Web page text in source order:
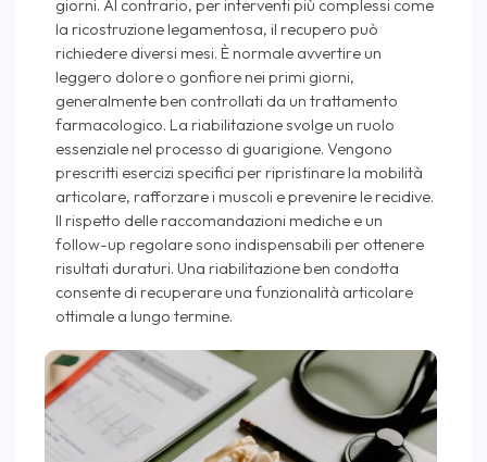
giorni. Al contrario, per interventi più complessi come
la ricostruzione legamentosa, il recupero può
richiedere diversi mesi. È normale avvertire un
leggero dolore o gonfiore nei primi giorni,
generalmente ben controllati da un trattamento
farmacologico. La riabilitazione svolge un ruolo
essenziale nel processo di guarigione. Vengono
prescritti esercizi specifici per ripristinare la mobilità
articolare, rafforzare i muscoli e prevenire le recidive.
Il rispetto delle raccomandazioni mediche e un
follow-up regolare sono indispensabili per ottenere
risultati duraturi. Una riabilitazione ben condotta
consente di recuperare una funzionalità articolare
ottimale a lungo termine.